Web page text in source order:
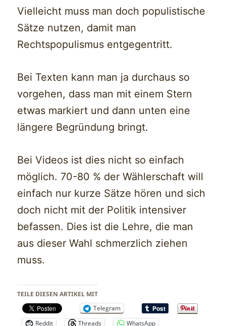
Vielleicht muss man doch populistische
Sätze nutzen, damit man
Rechtspopulismus entgegentritt.
Bei Texten kann man ja durchaus so
vorgehen, dass man mit einem Stern
etwas markiert und dann unten eine
längere Begründung bringt.
Bei Videos ist dies nicht so einfach
möglich. 70-80 % der Wählerschaft will
einfach nur kurze Sätze hören und sich
doch nicht mit der Politik intensiver
befassen. Dies ist die Lehre, die man
aus dieser Wahl schmerzlich ziehen
muss.
TEILE DIESEN ARTIKEL MIT
Telegram
Reddit
Threads
WhatsApp